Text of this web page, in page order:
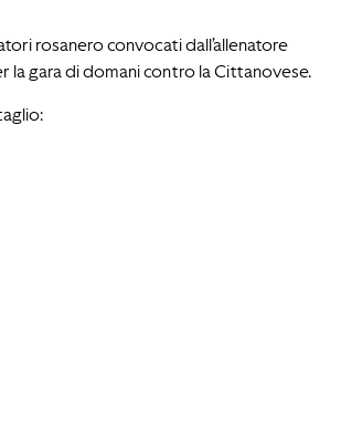
rosanero convocati dall’allenatore
la gara di domani contro la Cittanovese.